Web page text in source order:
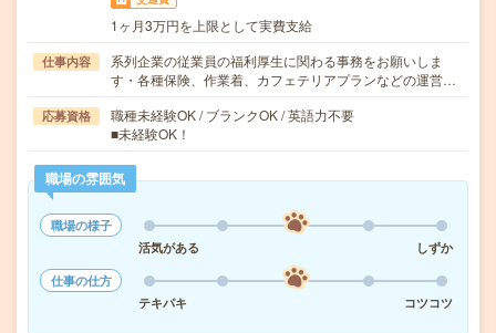
1ヶ月3万円を上限として実費支給
仕事内容
系列企業の従業員の福利厚生に関わる事務をお願いしま
す・各種保険、作業着、カフェテリアプランなどの運営…
応募資格
職種未経験OK / ブランクOK / 英語力不要
■未経験OK！
職場の雰囲気
職場の様子
活気がある
しずか
仕事の仕方
テキパキ
コツコツ